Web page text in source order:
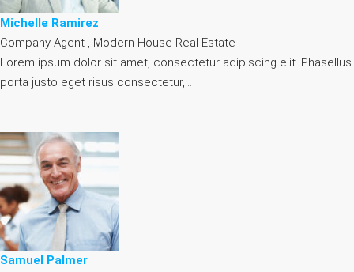
Michelle Ramirez
Company Agent , Modern House Real Estate
Lorem ipsum dolor sit amet, consectetur adipiscing elit. Phasellus
porta justo eget risus consectetur,…
Samuel Palmer